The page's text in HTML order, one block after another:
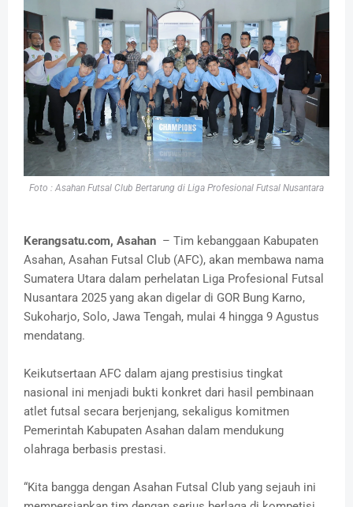
Foto : Asahan Futsal Club Bertarung di Liga Profesional Futsal Nusantara
Kerangsatu.com, Asahan – Tim kebanggaan Kabupaten
Asahan, Asahan Futsal Club (AFC), akan membawa nama
Sumatera Utara dalam perhelatan Liga Profesional Futsal
Nusantara 2025 yang akan digelar di GOR Bung Karno,
Sukoharjo, Solo, Jawa Tengah, mulai 4 hingga 9 Agustus
mendatang.
Keikutsertaan AFC dalam ajang prestisius tingkat
nasional ini menjadi bukti konkret dari hasil pembinaan
atlet futsal secara berjenjang, sekaligus komitmen
Pemerintah Kabupaten Asahan dalam mendukung
olahraga berbasis prestasi.
“Kita bangga dengan Asahan Futsal Club yang sejauh ini